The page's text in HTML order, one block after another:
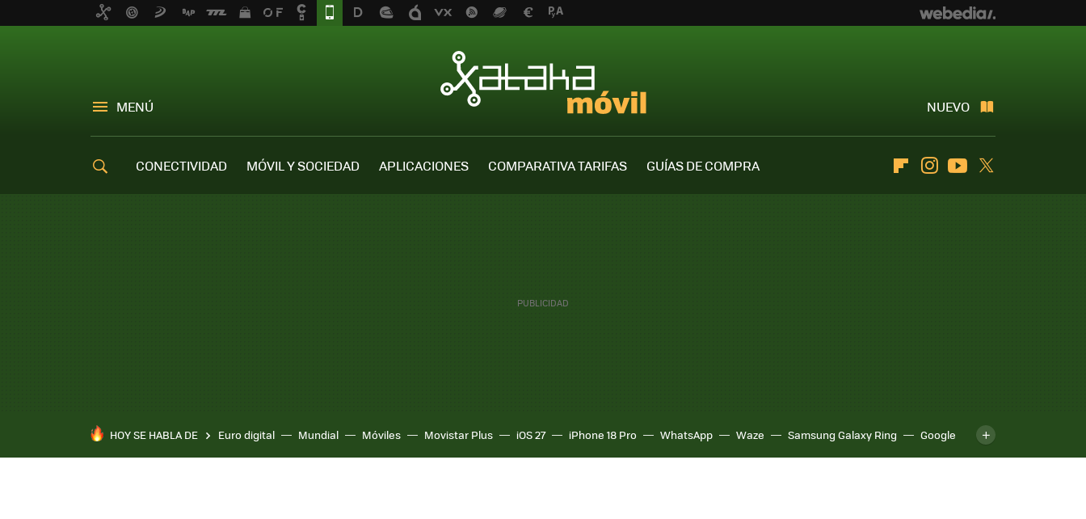
MENÚ NUEVO
CONECTIVIDAD MÓVIL Y SOCIEDAD APLICACIONES COMPARATIVA TARIFAS
GUÍAS DE COMPRA
FlipboardInstagramYoutube
HOY SE HABLA DE Euro digital Mundial Móviles Movistar Plus iOS 27 iPhone 18 Pro WhatsApp Waze Samsung Galaxy Ring
Google
Pixel 10a